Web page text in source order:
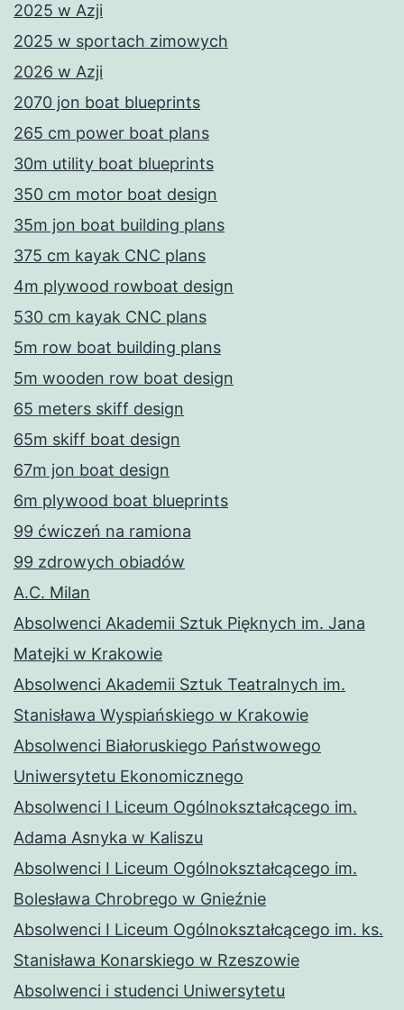
2025 w Azji
2025 w sportach zimowych
2026 w Azji
2070 jon boat blueprints
265 cm power boat plans
30m utility boat blueprints
350 cm motor boat design
35m jon boat building plans
375 cm kayak CNC plans
4m plywood rowboat design
530 cm kayak CNC plans
5m row boat building plans
5m wooden row boat design
65 meters skiff design
65m skiff boat design
67m jon boat design
6m plywood boat blueprints
99 ćwiczeń na ramiona
99 zdrowych obiadów
A.C. Milan
Absolwenci Akademii Sztuk Pięknych im. Jana
Matejki w Krakowie
Absolwenci Akademii Sztuk Teatralnych im.
Stanisława Wyspiańskiego w Krakowie
Absolwenci Białoruskiego Państwowego
Uniwersytetu Ekonomicznego
Absolwenci I Liceum Ogólnokształcącego im.
Adama Asnyka w Kaliszu
Absolwenci I Liceum Ogólnokształcącego im.
Bolesława Chrobrego w Gnieźnie
Absolwenci I Liceum Ogólnokształcącego im. ks.
Stanisława Konarskiego w Rzeszowie
Absolwenci i studenci Uniwersytetu